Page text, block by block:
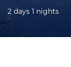
2 days 1 nights